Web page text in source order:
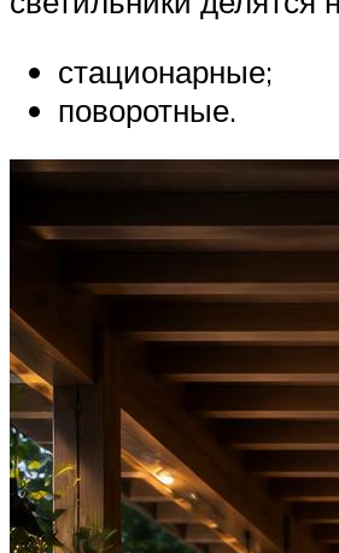
стационарные;
поворотные.